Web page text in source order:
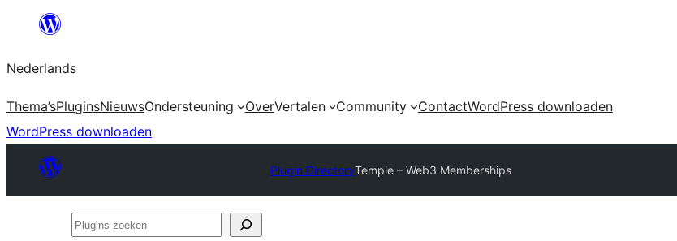
de
inhoud
Nederlands
Thema’sPluginsNieuwsOndersteuning OverVertalen Community ContactWordPress downloaden
WordPress downloaden
Plugin DirectoryTemple – Web3 Memberships
Plugins